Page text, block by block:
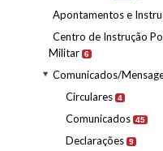
Apontamentos e
Centro de Instrução
Militar 6
Comunicados/
Circulares 4
Comunicados 45
Declarações 9